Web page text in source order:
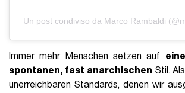
Un post condiviso da Marco Rambaldi
Immer mehr Menschen setzen auf
spontanen, fast anarchischen Stil.
unerreichbaren Standards, denen wir